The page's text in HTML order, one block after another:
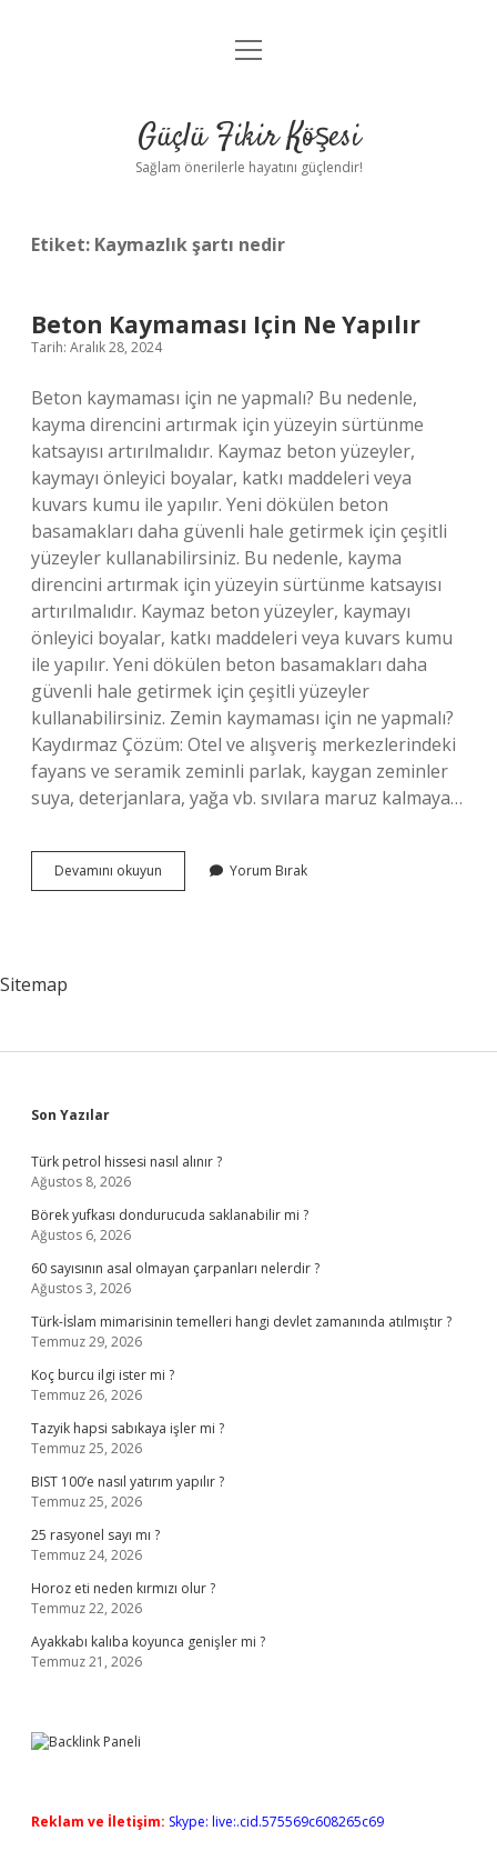
Anasayfa
Yasal Uyarı
menüyü
Güçlü Fikir Köşesi
Sağlam önerilerle hayatını güçlendir!
Etiket: Kaymazlık şartı nedir
Beton Kaymaması Için Ne Yapılır
Tarih: Aralık 28, 2024
Beton kaymaması için ne yapmalı? Bu nedenle,
kayma direncini artırmak için yüzeyin sürtünme
katsayısı artırılmalıdır. Kaymaz beton yüzeyler,
kaymayı önleyici boyalar, katkı maddeleri veya
kuvars kumu ile yapılır. Yeni dökülen beton
basamakları daha güvenli hale getirmek için çeşitli
yüzeyler kullanabilirsiniz. Bu nedenle, kayma
direncini artırmak için yüzeyin sürtünme katsayısı
artırılmalıdır. Kaymaz beton yüzeyler, kaymayı
önleyici boyalar, katkı maddeleri veya kuvars kumu
ile yapılır. Yeni dökülen beton basamakları daha
güvenli hale getirmek için çeşitli yüzeyler
kullanabilirsiniz. Zemin kaymaması için ne yapmalı?
Kaydırmaz Çözüm: Otel ve alışveriş merkezlerindeki
fayans ve seramik zeminli parlak, kaygan zeminler
suya, deterjanlara, yağa vb. sıvılara maruz kalmaya…
Devamını okuyun
Kaymaması
Yorum Bırak
Sitemap
Sidebar
Son Yazılar
Türk petrol hissesi nasıl alınır ?
Ağustos 8, 2026
Börek yufkası dondurucuda saklanabilir mi ?
Ağustos 6, 2026
60 sayısının asal olmayan çarpanları nelerdir ?
Ağustos 3, 2026
Türk-İslam mimarisinin temelleri hangi devlet zamanında atılmıştır ?
Temmuz 29, 2026
Koç burcu ilgi ister mi ?
Temmuz 26, 2026
Tazyik hapsi sabıkaya işler mi ?
Temmuz 25, 2026
BIST 100’e nasıl yatırım yapılır ?
Temmuz 25, 2026
25 rasyonel sayı mı ?
Temmuz 24, 2026
Horoz eti neden kırmızı olur ?
Temmuz 22, 2026
Ayakkabı kalıba koyunca genişler mi ?
Temmuz 21, 2026
Reklam ve İletişim: Skype: live:.cid.575569c608265c69